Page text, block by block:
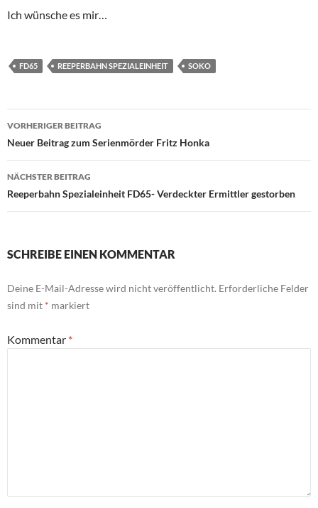
Ich wünsche es mir…
FD65 REEPERBAHN SPEZIALEINHEIT SOKO
Beitragsnavigation
VORHERIGER BEITRAG
Neuer Beitrag zum Serienmörder Fritz Honka
NÄCHSTER BEITRAG
Reeperbahn Spezialeinheit FD65- Verdeckter Ermittler gestorben
SCHREIBE EINEN KOMMENTAR
Deine E-Mail-Adresse wird nicht veröffentlicht. Erforderliche Felder
sind mit * markiert
Kommentar *